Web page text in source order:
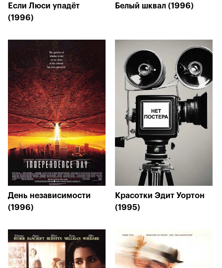
Если Люси упадёт
(1996)
Белый шквал (1996)
День независимости
(1996)
Красотки Эдит Уортон
(1995)